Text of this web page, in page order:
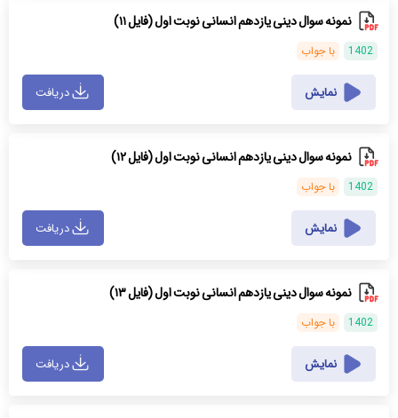
نمونه سوال دینی یازدهم انسانی نوبت اول (فایل ۱۱)
1402 با جواب
نمایش دریافت
نمونه سوال دینی یازدهم انسانی نوبت اول (فایل ۱۲)
1402 با جواب
نمایش دریافت
نمونه سوال دینی یازدهم انسانی نوبت اول (فایل ۱۳)
1402 با جواب
نمایش دریافت